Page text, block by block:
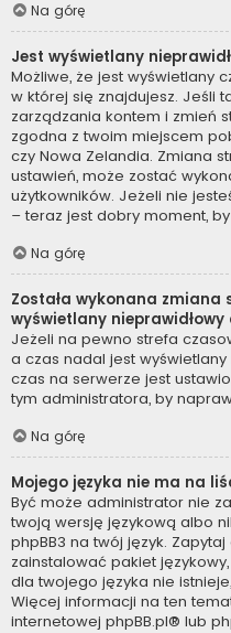
Na górę
Jest wyświetlany
Możliwe, że jest wyświetlany
w której się znajdujesz. Jeśli
zarządzania kontem i zmień
zgodna z twoim miejscem
czy Nowa Zelandia. Zmiana
ustawień, może zostać
użytkowników. Jeżeli nie
– teraz jest dobry moment,
Na górę
Została wykonana
wyświetlany nieprawidłowy
Jeżeli na pewno strefa
a czas nadal jest
czas na serwerze jest
tym administratora, by
Na górę
Mojego języka nie ma na
Być może administrator nie
twoją wersję językową albo
phpBB3 na twój język.
zainstalować pakiet
dla twojego języka nie
Więcej informacji na ten
internetowej phpBB.pl® lub